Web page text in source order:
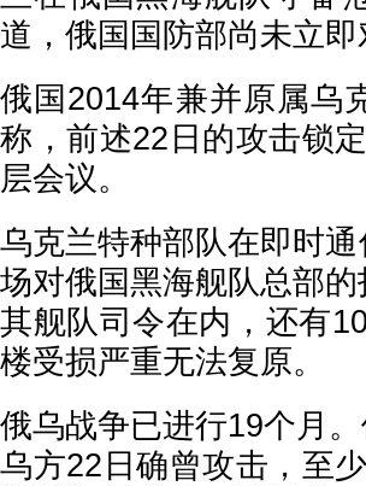
道，俄国国防部尚未立即
俄国2014年兼并原属乌
称，前述22日的攻击锁
层会议。
乌克兰特种部队在即时
场对俄国黑海舰队总部
其舰队司令在内，还有
楼受损严重无法复原。
俄乌战争已进行19个月
乌方22日确曾攻击，至